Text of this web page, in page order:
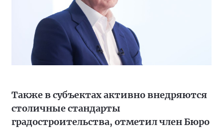
Также в субъектах активно внедряются
столичные стандарты
градостроительства, отметил член Бюро